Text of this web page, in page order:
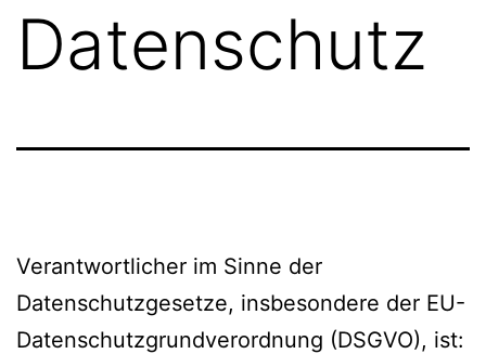
Datenschutz
Verantwortlicher im Sinne der
Datenschutzgesetze, insbesondere der EU-
Datenschutzgrundverordnung (DSGVO), ist: